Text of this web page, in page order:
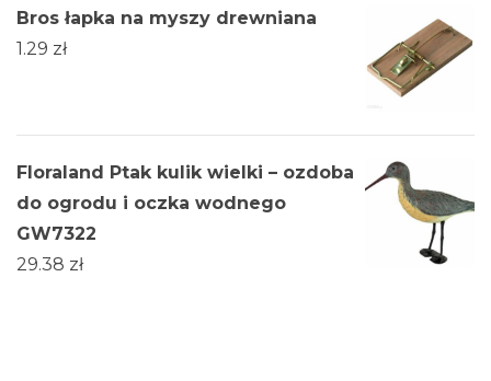
Bros łapka na myszy drewniana
1.29 zł
Floraland Ptak kulik wielki – ozdoba
do ogrodu i oczka wodnego
GW7322
29.38 zł